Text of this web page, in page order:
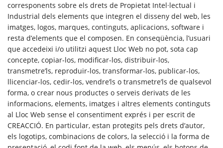
corresponents sobre els drets de Propietat Intel·lectual i
Industrial dels elements que integren el disseny del web, les
imatges, logos, marques, continguts, aplicacions, software i
resta d’elements que el composen. En conseqüència, l’usuari
que accedeixi i/o utilitzi aquest Lloc Web no pot, sota cap
concepte, copiar-los, modificar-los, distribuir-los,
transmetre’ls, reproduir-los, transformar-los, publicar-los,
llicenciar-los, cedir-los, vendre’ls o transmetre’ls de qualsevol
forma, o crear nous productes o serveis derivats de les
informacions, elements, imatges i altres elements continguts
al Lloc Web sense el consentiment exprés i per escrit de
CREACCIÓ. En particular, estan protegits pels drets d’autor,
els logotips, combinacions de colors, la selecció i la forma de